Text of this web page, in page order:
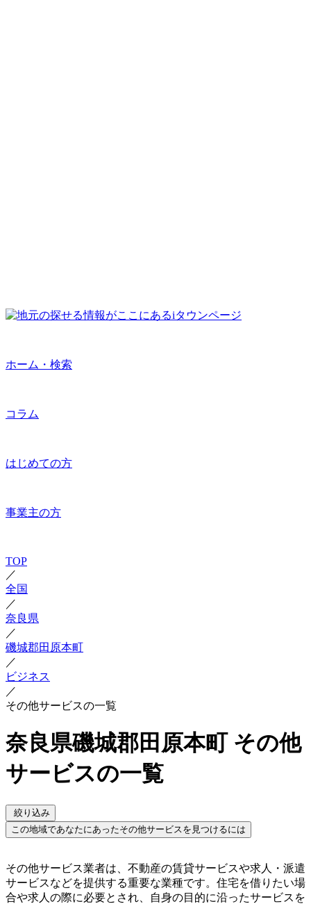
ホーム・検索
コラム
はじめての方
事業主の方
TOP
／
全国
／
奈良県
／
磯城郡田原本町
／
ビジネス
／
その他サービスの一覧
奈良県磯城郡田原本町 その他
サービスの一覧
絞り込み
この地域であなたにあったその他サービスを見つけるには
その他サービス業者は、不動産の賃貸サービスや求人・派遣
サービスなどを提供する重要な業種です。住宅を借りたい場
合や求人の際に必要とされ、自身の目的に沿ったサービスを